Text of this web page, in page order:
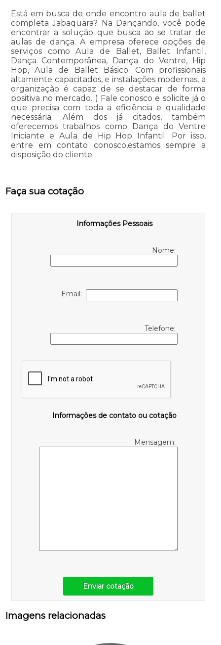
Está em busca de onde encontro aula de ballet
completa Jabaquara? Na Dançando, você pode
encontrar a solução que busca ao se tratar de
aulas de dança. A empresa oferece opções de
serviços como Aula de Ballet, Ballet Infantil,
Dança Contemporânea, Dança do Ventre, Hip
Hop, Aula de Ballet Básico. Com profissionais
altamente capacitados, e instalações modernas, a
organização é capaz de se destacar de forma
positiva no mercado. ) Fale conosco e solicite já o
que precisa com toda a eficiência e qualidade
necessária. Além dos já citados, também
oferecemos trabalhos como Dança do Ventre
Iniciante e Aula de Hip Hop Infantil. Por isso,
entre em contato conosco,estamos sempre a
disposição do cliente.
Faça sua cotação
Informações Pessoais
Nome:
Email:
Telefone:
Informações de contato ou cotação
Mensagem:
Enviar cotação
Imagens relacionadas